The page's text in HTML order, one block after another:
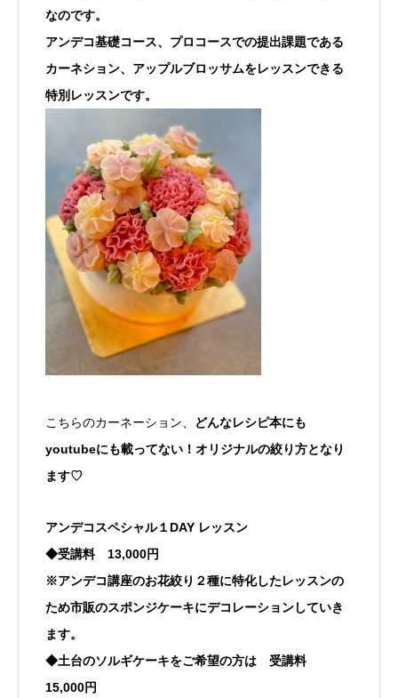
なのです。
アンデコ基礎コース、プロコースでの提出課題である
カーネション、アップルブロッサムをレッスンできる
特別レッスンです。
こちらのカーネーション、
どんなレシピ本にも
youtubeにも載ってない！オリジナルの絞り方となり
ます♡
アンデコスペシャル１ DAY レッスン
◆受講料 13,000円
※アンデコ講座のお花絞り２種に特化したレッスンの
ため市販のスポンジケーキにデコレーションしていき
ます。
◆土台のソルギケーキをご希望の方は 受講料
15,000円